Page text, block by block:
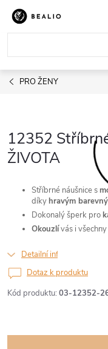
Přejít
obsah
PRO ŽENY
12352
ŽIVOTA
Kód produktu: 03-12352-
Stříbrné náušnice s
díkyhravým
Dokonalý šperk pro
Okouzlívás i
Detailní informace
Dotaz k produktu